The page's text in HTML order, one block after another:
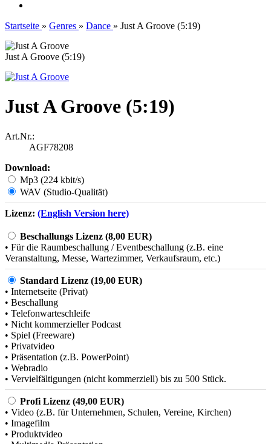
Startseite » Genres » Dance » Just A Groove (5:19)
Just A Groove (5:19)
Just A Groove (5:19)
Art.Nr.:
AGF78208
Download:
Mp3 (224 kbit/s)
WAV (Studio-Qualität)
Lizenz: (English Version here)
Beschallungs Lizenz (8,00 EUR)
• Für die Raumbeschallung / Eventbeschallung (z.B. eine
Veranstaltung, Messe, Wartezimmer, Verkaufsraum, etc.)
Standard Lizenz (19,00 EUR)
• Internetseite (Privat)
• Beschallung
• Telefonwarteschleife
• Nicht kommerzieller Podcast
• Spiel (Freeware)
• Privatvideo
• Präsentation (z.B. PowerPoint)
• Webradio
• Vervielfältigungen (nicht kommerziell) bis zu 500 Stück.
Profi Lizenz (49,00 EUR)
• Video (z.B. für Unternehmen, Schulen, Vereine, Kirchen)
• Imagefilm
• Produktvideo